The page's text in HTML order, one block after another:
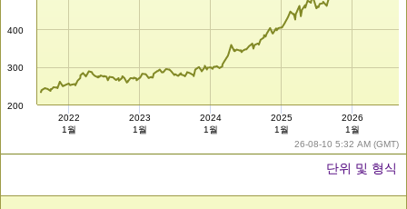
26-08-10 5:32 AM (GMT)
200
300
400
2022
1월
2023
1월
2024
1월
2025
1월
2026
1월
단위 및 형식